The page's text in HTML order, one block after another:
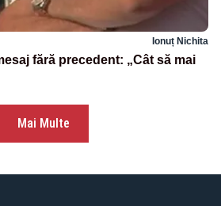
Ionuț Nichita
fără precedent: „Cât să mai
Mai Multe